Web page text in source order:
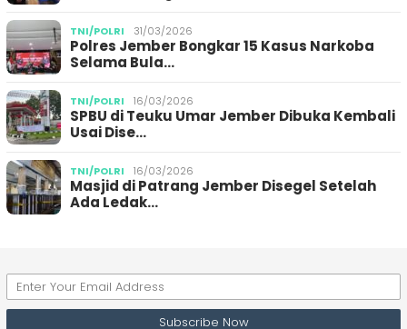
TNI/POLRI 31/03/2026
Polres Jember Bongkar 15 Kasus Narkoba
Selama Bula…
TNI/POLRI 16/03/2026
SPBU di Teuku Umar Jember Dibuka Kembali
Usai Dise…
TNI/POLRI 16/03/2026
Masjid di Patrang Jember Disegel Setelah
Ada Ledak…